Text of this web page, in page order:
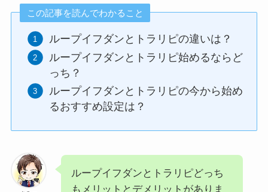
この記事を読んでわかること
ループイフダンとトラリピの違いは？
ループイフダンとトラリピ始めるならど
っち？
ループイフダンとトラリピの今から始め
るおすすめ設定は？
ループイフダンとトラリピどっち
もメリットとデメリットがありま